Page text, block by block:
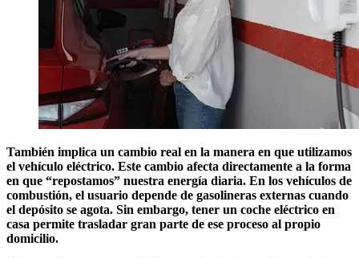
También implica un cambio real en la manera en que utilizamos
el vehículo eléctrico. Este cambio afecta directamente a la forma
en que “repostamos” nuestra energía diaria. En los vehículos de
combustión, el usuario depende de gasolineras externas cuando
el depósito se agota. Sin embargo, tener un coche eléctrico en
casa permite trasladar gran parte de ese proceso al propio
domicilio.